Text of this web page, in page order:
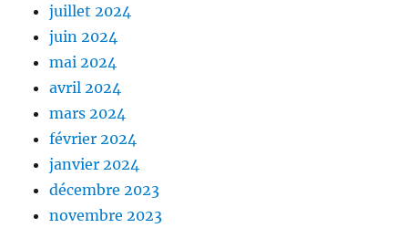
juillet 2024
juin 2024
mai 2024
avril 2024
mars 2024
février 2024
janvier 2024
décembre 2023
novembre 2023